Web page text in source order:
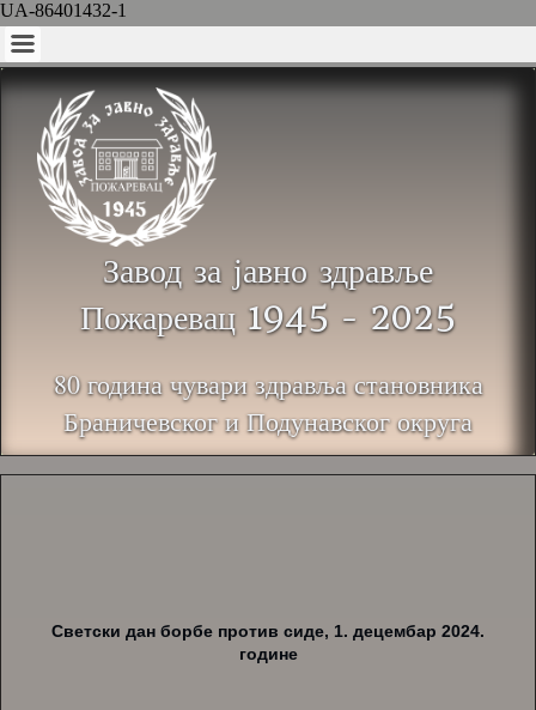
UA-86401432-1
Завод за јавно здравље
Пожаревац 1945 - 2025
80 година чувари здравља становника
Браничевског и Подунавског округа
Светски дан борбе против сиде, 1. децембар 2024.
године